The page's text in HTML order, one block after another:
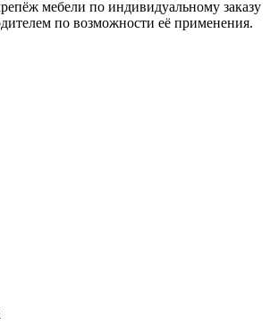
мебели по индивидуальному заказу
по возможности её применения.